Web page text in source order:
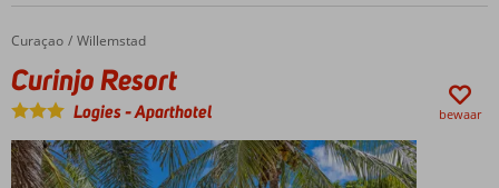
complex
Winkelcentrum
overkant
Verwarmd
in de
winter
Home
Curaçao Willemstad
Curinjo Resort
Curinjo Resort
Logies-Aparthotel bewaar